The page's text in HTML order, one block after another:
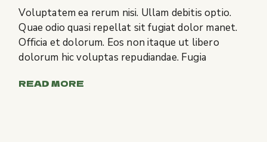
Voluptatem ea rerum nisi. Ullam debitis optio.
Quae odio quasi repellat sit fugiat dolor manet.
Officia et dolorum. Eos non itaque ut libero
dolorum hic voluptas repudiandae. Fugia
READ MORE